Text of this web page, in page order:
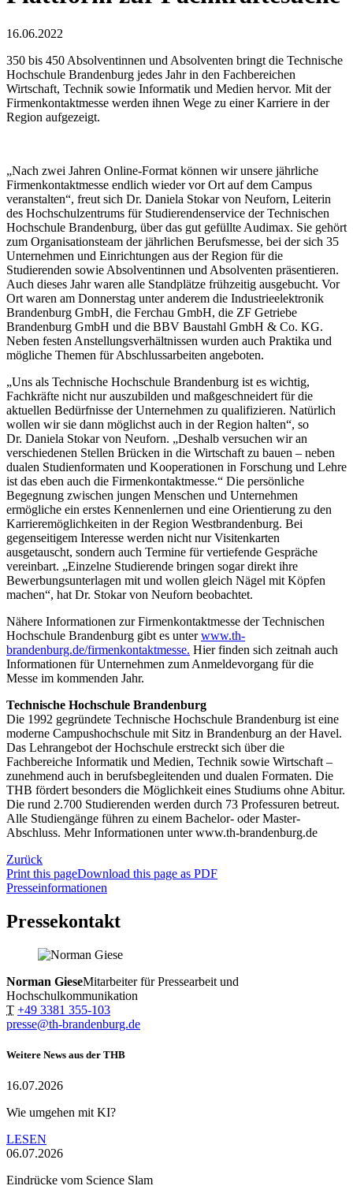
16.06.2022
350 bis 450 Absolventinnen und Absolventen bringt die Technische
Hochschule Brandenburg jedes Jahr in den Fachbereichen
Wirtschaft, Technik sowie Informatik und Medien hervor. Mit der
Firmenkontaktmesse werden ihnen Wege zu einer Karriere in der
Region aufgezeigt.
„Nach zwei Jahren Online-Format können wir unsere jährliche
Firmenkontaktmesse endlich wieder vor Ort auf dem Campus
veranstalten“, freut sich Dr. Daniela Stokar von Neuforn, Leiterin
des Hochschulzentrums für Studierendenservice der Technischen
Hochschule Brandenburg, über das gut gefüllte Audimax. Sie gehört
zum Organisationsteam der jährlichen Berufsmesse, bei der sich 35
Unternehmen und Einrichtungen aus der Region für die
Studierenden sowie Absolventinnen und Absolventen präsentieren.
Auch dieses Jahr waren alle Standplätze frühzeitig ausgebucht. Vor
Ort waren am Donnerstag unter anderem die Industrieelektronik
Brandenburg GmbH, die Ferchau GmbH, die ZF Getriebe
Brandenburg GmbH und die BBV Baustahl GmbH & Co. KG.
Neben festen Anstellungsverhältnissen wurden auch Praktika und
mögliche Themen für Abschlussarbeiten angeboten.
„Uns als Technische Hochschule Brandenburg ist es wichtig,
Fachkräfte nicht nur auszubilden und maßgeschneidert für die
aktuellen Bedürfnisse der Unternehmen zu qualifizieren. Natürlich
wollen wir sie dann möglichst auch in der Region halten“, so
Dr. Daniela Stokar von Neuforn. „Deshalb versuchen wir an
verschiedenen Stellen Brücken in die Wirtschaft zu bauen – neben
dualen Studienformaten und Kooperationen in Forschung und Lehre
ist das eben auch die Firmenkontaktmesse.“ Die persönliche
Begegnung zwischen jungen Menschen und Unternehmen
ermögliche ein erstes Kennenlernen und eine Orientierung zu den
Karrieremöglichkeiten in der Region Westbrandenburg. Bei
gegenseitigem Interesse werden nicht nur Visitenkarten
ausgetauscht, sondern auch Termine für vertiefende Gespräche
vereinbart. „Einzelne Studierende bringen sogar direkt ihre
Bewerbungsunterlagen mit und wollen gleich Nägel mit Köpfen
machen“, hat Dr. Stokar von Neuforn beobachtet.
Nähere Informationen zur Firmenkontaktmesse der Technischen
Hochschule Brandenburg gibt es unterwww.th-
brandenburg.de/firmenkontaktmesse. Hier finden sich zeitnah auch
Informationen für Unternehmen zum Anmeldevorgang für die
Messe im kommenden Jahr.
Technische Hochschule Brandenburg
Die 1992 gegründete Technische Hochschule Brandenburg ist eine
moderne Campushochschule mit Sitz in Brandenburg an der Havel.
Das Lehrangebot der Hochschule erstreckt sich über die
Fachbereiche Informatik und Medien, Technik sowie Wirtschaft –
zunehmend auch in berufsbegleitenden und dualen Formaten. Die
THB fördert besonders die Möglichkeit eines Studiums ohne Abitur.
Die rund 2.700 Studierenden werden durch 73 Professuren betreut.
Alle Studiengänge führen zu einem Bachelor- oder Master-
Abschluss. Mehr Informationen unter www.th-brandenburg.de
Zurück
Print this pageDownload this page as PDF
Presseinformationen
Pressekontakt
Norman GieseMitarbeiter für Pressearbeit und
Hochschulkommunikation
T +49 3381 355-103
presse@th-brandenburg.de
Weitere News aus der THB
16.07.2026
Wie umgehen mit KI?
LESEN
06.07.2026
Eindrücke vom Science Slam